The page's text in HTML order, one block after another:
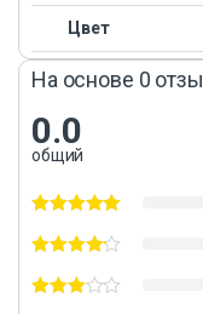
Цвет
На основе 0
0.0
общий